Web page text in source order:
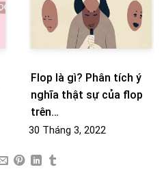
Flop là gì? Phân tích ý
nghĩa thật sự của flop
trên…
30 Tháng 3, 2022